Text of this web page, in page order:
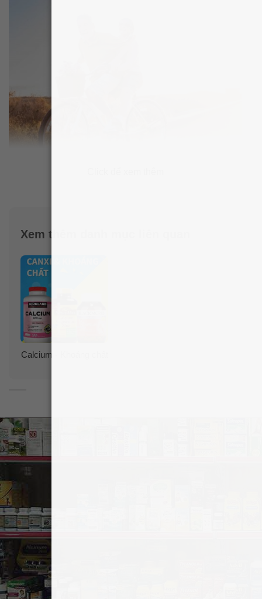
Hướng dẫn sử dụng viên uống bổ sung
Kali Puritan’s Pride Potassium 99mg
Người lớn từ 18 tuổi trở lên: Dùng 1 viên mỗi ngày.
Lưu ý: Sản phẩm này không phải là thuốc, không có tác
dụng thay thế thuốc chữa bệnh, hiệu quả sử dụng sản
phẩm tùy thuộc cơ địa của từng người. Vui lòng đọc kỹ
hướng dẫn in trên bao bì sản phẩm trước khi sử dụng.
Xem thêm danh mục liên quan
Calcium - Khoáng chất